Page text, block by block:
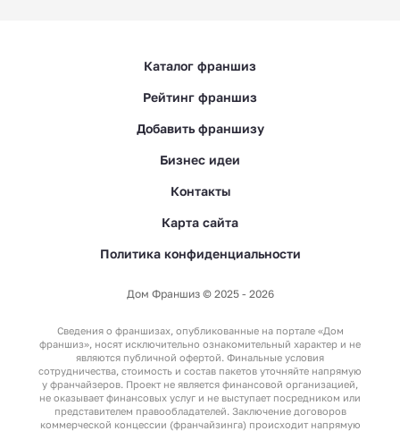
Каталог франшиз
Рейтинг франшиз
Добавить франшизу
Бизнес идеи
Контакты
Карта сайта
Политика конфиденциальности
Дом Франшиз © 2025 - 2026